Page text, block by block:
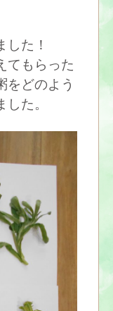
た！
てもらった
をどのよう
た。